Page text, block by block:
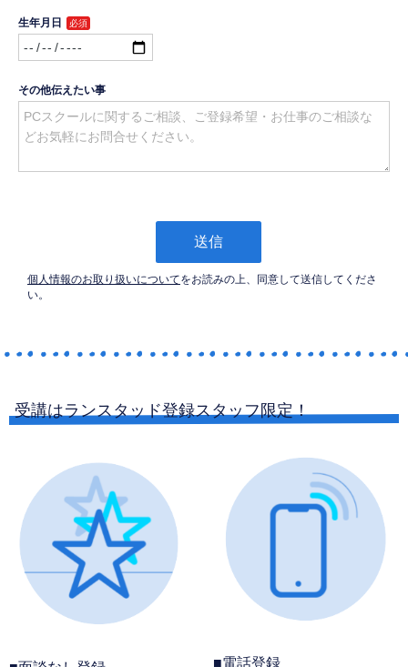
受講はランスタッド登録スタッフ限定！
■電話登録